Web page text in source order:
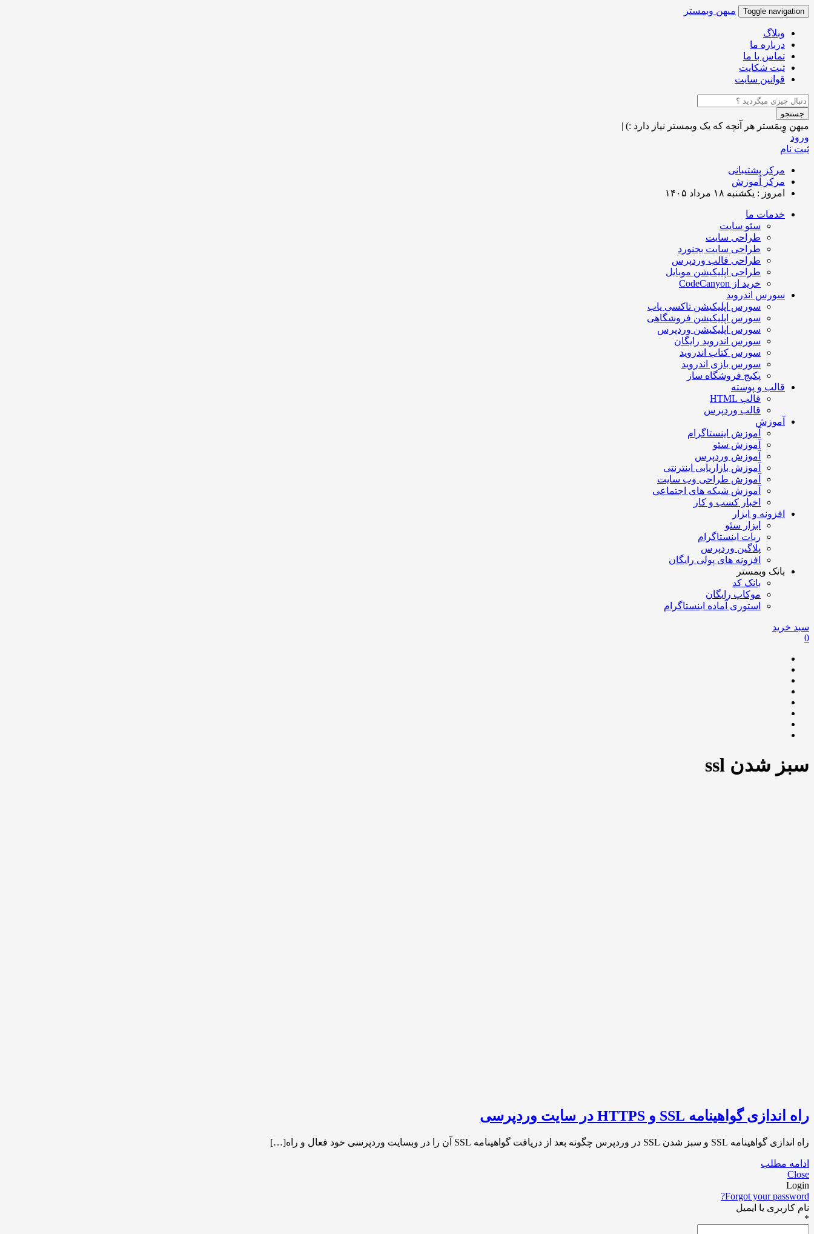
Toggle navigation میهن وبمستر
وبلاگ
درباره ما
تماس با ما
ثبت شکایت
قوانین سایت
جستجو
میهن وِبمَستر هر آنچه که یک وبمستر نیاز دارد :) |
ورود
ثبت نام
مرکز پشتیبانی
مرکز آموزش
امروز : یکشنبه ۱۸ مرداد ۱۴۰۵
خدمات ما
سئو سایت
طراحی سایت
طراحی سایت بجنورد
طراحی قالب وردپرس
طراحی اپلیکیشن موبایل
خرید از CodeCanyon
سورس اندروید
سورس اپلیکیشن تاکسی یاب
سورس اپلیکیشن فروشگاهی
سورس اپلیکیشن وردپرس
سورس اندروید رایگان
سورس کتاب اندروید
سورس بازی اندروید
پکیج فروشگاه ساز
قالب و پوسته
قالب HTML
قالب وردپرس
آموزش
آموزش اینستاگرام
آموزش سئو
آموزش وردپرس
آموزش بازاریابی اینترنتی
آموزش طراحی وب سایت
آموزش شبکه های اجتماعی
اخبار کسب و کار
افزونه و ابزار
ابزار سئو
ربات اینستاگرام
پلاگین وردپرس
افزونه های پولی رایگان
بانک وبمستر
بانک کد
موکاپ رایگان
استوری آماده اینستاگرام
سبد خرید
0
سبز شدن ssl
راه اندازی گواهینامه SSL و HTTPS در سایت وردپرسی
راه اندازی گواهینامه SSL و سبز شدن SSL در وردپرس چگونه بعد از دریافت گواهینامه SSL آن را در وبسایت وردپرسی خود فعال و راه[…]
ادامه مطلب
Close
Login
Forgot your password?
نام کاربری یا ایمیل
*